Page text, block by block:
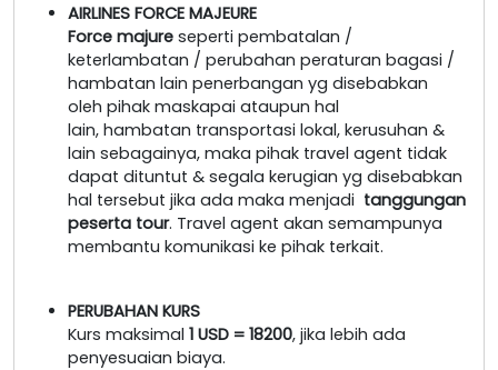
AIRLINES FORCE MAJEURE
Force majure seperti pembatalan /
keterlambatan / perubahan peraturan bagasi /
hambatan lain penerbangan yg disebabkan
oleh pihak maskapai ataupun hal
lain, hambatan transportasi lokal, kerusuhan &
lain sebagainya, maka pihak travel agent tidak
dapat dituntut & segala kerugian yg disebabkan
hal tersebut jika ada maka menjadi tanggungan
peserta tour. Travel agent akan semampunya
membantu komunikasi ke pihak terkait.
PERUBAHAN KURS
Kurs maksimal 1 USD = 18200, jika lebih ada
penyesuaian biaya.